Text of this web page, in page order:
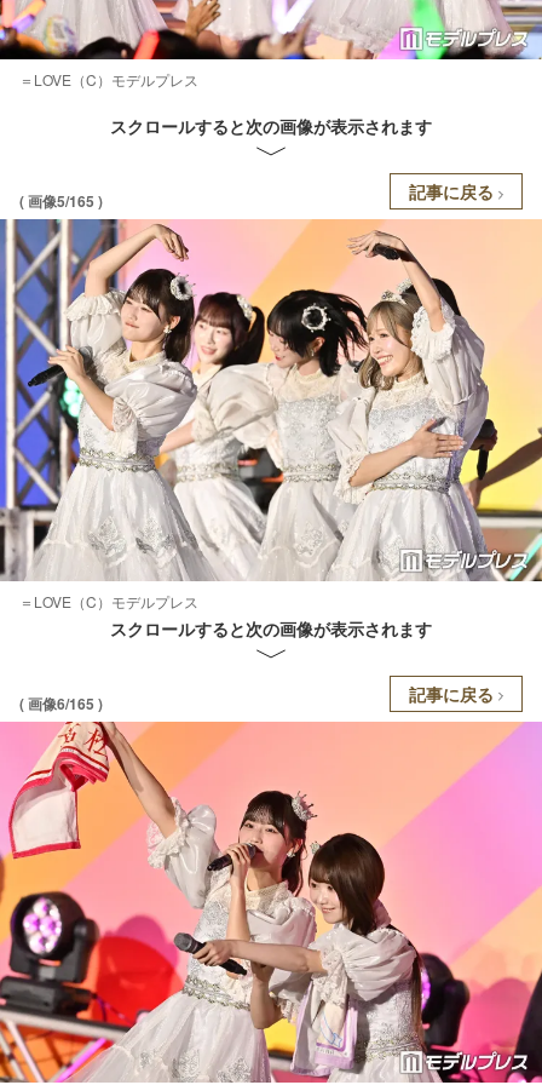
＝LOVE（C）モデルプレス
スクロールすると次の画像が表示されます
( 画像5/165 ) 記事に戻る
＝LOVE（C）モデルプレス
スクロールすると次の画像が表示されます
( 画像6/165 ) 記事に戻る